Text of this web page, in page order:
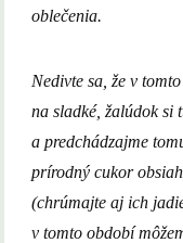
oblečenia.
Nedivte sa, že v
na sladké, žalúdok si
a predchádzajme
prírodný cukor
(chrúmajte aj ich
v tomto období